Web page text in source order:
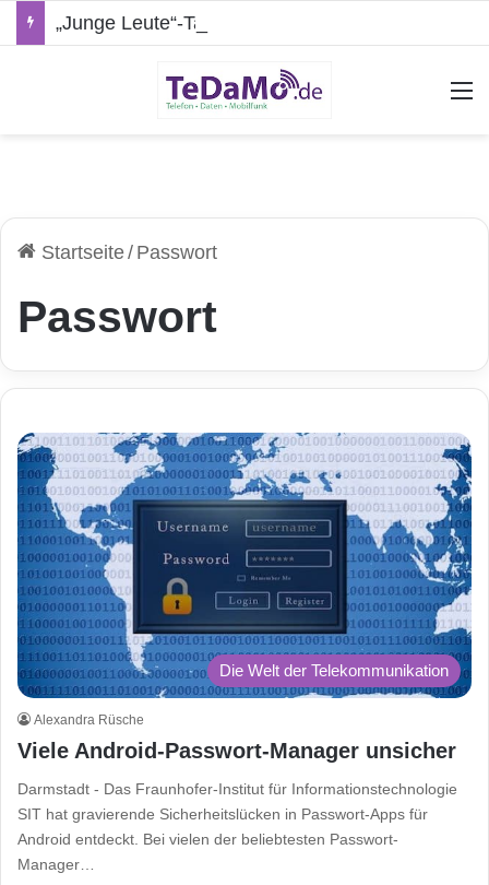
Startseite/ Passwort
Passwort
Die Welt der Telekommunikation
Alexandra Rüsche
Viele Android-Passwort-Manager unsicher
Darmstadt - Das Fraunhofer-Institut für Informationstechnologie
SIT hat gravierende Sicherheitslücken in Passwort-Apps für
Android entdeckt. Bei vielen der beliebtesten Passwort-
Manager…